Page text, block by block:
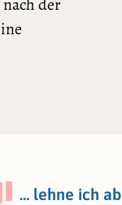
der
… lehne ich ab